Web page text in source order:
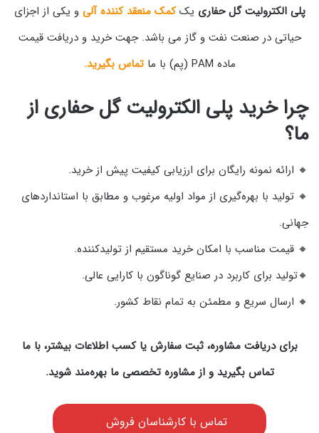
پلی الکترولیت گل حفاری یککمک منعقد کننده آلی و یکی از اجزای
حیاتی در صنعت نفت و گاز می باشد. جهت خرید و دریافت قیمت
ماده PAM (پم) با ما
تماس بگیرید.
چرا خرید پلی الکترولیت گل حفاری از
ما؟
🔸 ارائه نمونه رایگان برای ارزیابی کیفیت پیش از خرید.
🔸 تولید با بهره‌گیری از مواد اولیه مرغوب و مطابق با استانداردهای
جهانی.
🔸 قیمت مناسب با امکان خرید مستقیم از تولیدکننده.
🔸تولید برای کاربرد در صنایع گوناگون با کارایی عالی.
🔸 ارسال سریع و مطمئن به تمام نقاط کشور.
برای دریافت مشاوره، ثبت سفارش یا کسب اطلاعات بیشتر، با ما
تماس بگیرید و از مشاوره تخصصی ما بهره‌مند شوید.
تماس با کارشناسان فروش